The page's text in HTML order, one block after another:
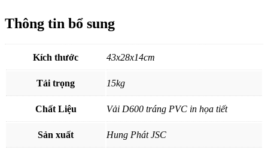
Thông tin bổ sung
Kích thước 43x28x14cm
Tải trọng 15kg
Chất Liệu Vải D600 tráng PVC in họa tiết
Sản xuất Hung Phát JSC